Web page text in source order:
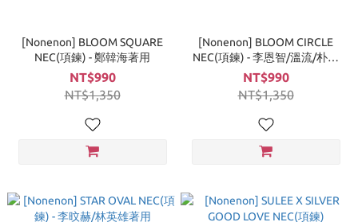
[Nonenon] BLOOM SQUARE
NEC(項鍊) - 鄭韓海著用
NT$990
NT$1,350
[Nonenon] BLOOM CIRCLE
NEC(項鍊) - 李恩智/溫流/朴志
訓/姜東昊/柳會勝著用
NT$990
NT$1,350